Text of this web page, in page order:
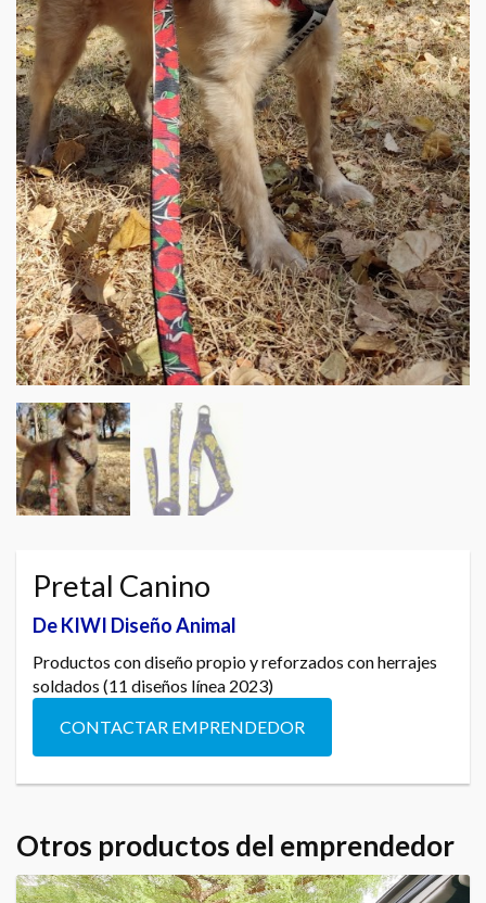
Pretal Canino
De KIWI Diseño Animal
Productos con diseño propio y reforzados con herrajes
soldados (11 diseños línea 2023)
CONTACTAR EMPRENDEDOR
Otros productos del emprendedor